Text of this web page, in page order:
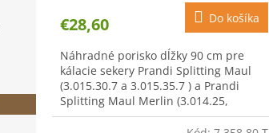
€28,60 Do košíka
Náhradné porisko dĺžky 90 cm pre
kálacie sekery Prandi Splitting Maul
(3.015.30.7 a 3.015.35.7 ) a Prandi
Splitting Maul Merlin (3.014.25,
3.014.30 a 3.014.35).